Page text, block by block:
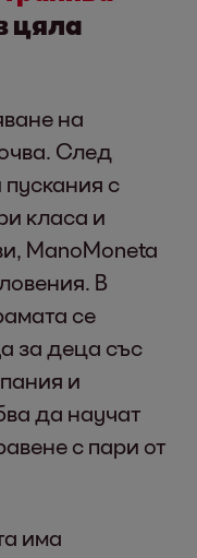
цяла
на
След
с
класа и
ManoMoneta
В
се
за деца със
и
да научат
с пари от
има